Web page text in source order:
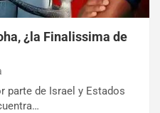
¿la Finalissima de
parte de Israel y Estados